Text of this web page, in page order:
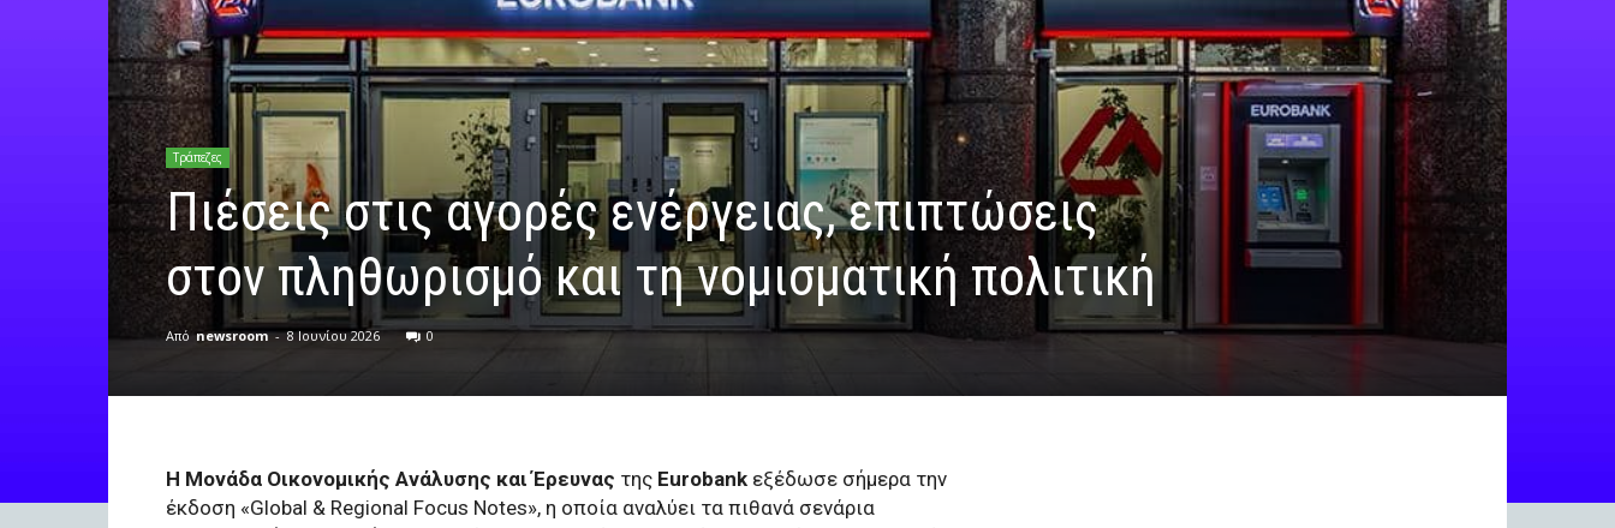
Τράπεζες
Πιέσεις στις αγορές ενέργειας, επιπτώσεις
στον πληθωρισμό και τη νομισματική πολιτική
Από newsroom - 8 Ιουνίου 2026 0
Η Μονάδα Οικονομικής Ανάλυσης και Έρευνας της Eurobank εξέδωσε σήμερα την
έκδοση «Global & Regional Focus Notes», η οποία αναλύει τα πιθανά σενάρια